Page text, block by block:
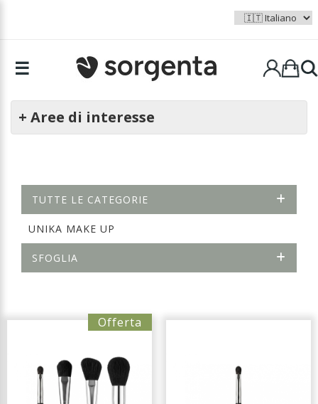
☰
+ Aree di interesse
TUTTE LE CATEGORIE
UNIKA MAKE UP
SFOGLIA
Offerta